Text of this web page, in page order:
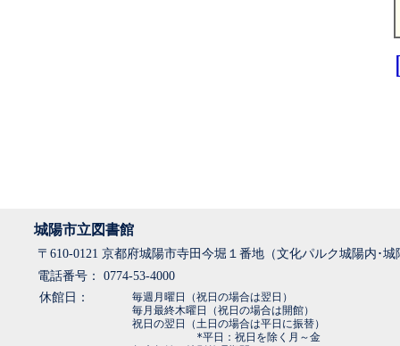
城陽市立図書館
〒610-0121 京都府城陽市寺田今堀１番地（文化パルク城陽内･
電話番号： 0774-53-4000
休館日：
毎週月曜日（祝日の場合は翌日）
毎月最終木曜日（祝日の場合は開館）
祝日の翌日（土日の場合は平日に振替）
*平日：祝日を除く月～金